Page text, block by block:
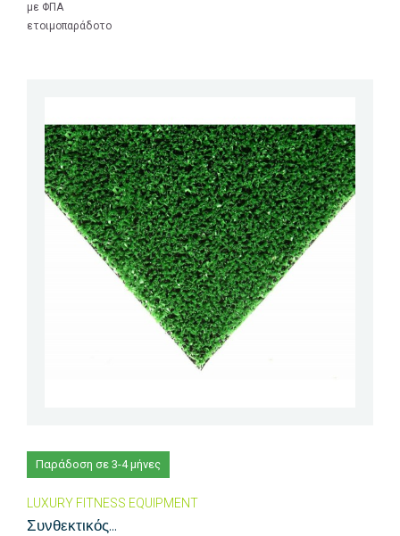
με ΦΠΑ
ετοιμοπαράδοτο
Παράδοση σε 3-4 μήνες
LUXURY FITNESS EQUIPMENT
Συνθεκτικός...